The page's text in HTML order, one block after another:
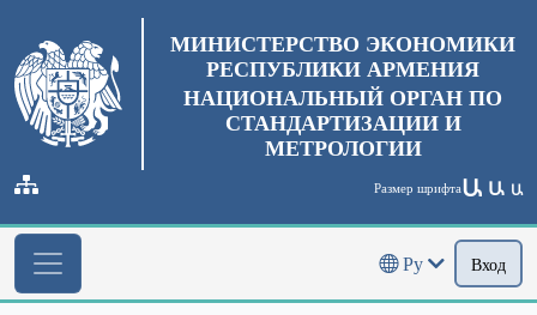
МИНИСТЕРСТВО ЭКОНОМИКИ
РЕСПУБЛИКИ АРМЕНИЯ
НАЦИОНАЛЬНЫЙ ОРГАН ПО
СТАНДАРТИЗАЦИИ И
МЕТРОЛОГИИ
Размер шрифтаԱ Ա Ա
Ру Вход